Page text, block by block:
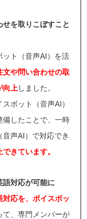
を取りこぼすこと
ット（音声AI）を活
文や問い合わせの取
向上 しました。
ボット（音声AI）
備したことで、一時
声AI）で対応でき
きています。
対応が可能に
応を、ボイスボッ
て、専門メンバーが